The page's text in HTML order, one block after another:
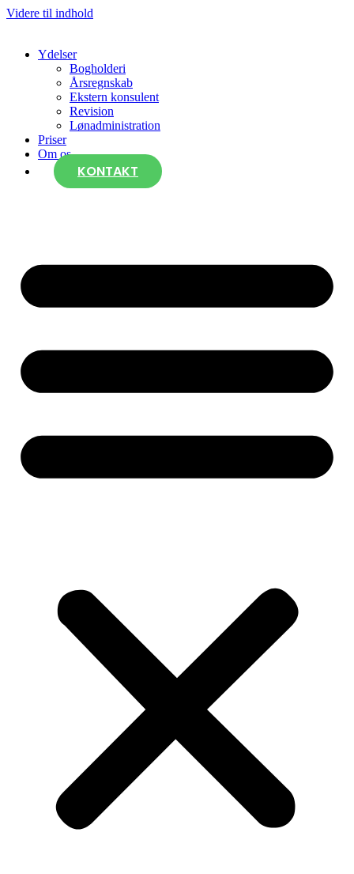
Videre til indhold
Ydelser
Bogholderi
Årsregnskab
Ekstern konsulent
Revision
Lønadministration
Priser
Om os
KONTAKT